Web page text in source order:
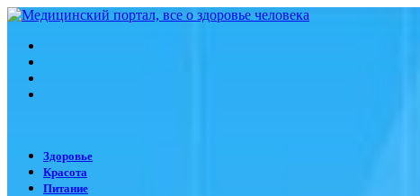
Здоровье
Красота
Питание